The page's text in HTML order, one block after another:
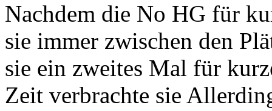
Nachdem die No HG für
sie immer zwischen den
sie ein zweites Mal für
Zeit verbrachte sie